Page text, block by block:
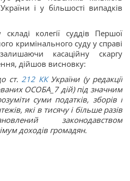
України і у більшості випадків
колегії суддів Першої
кримінального суду у справі
касаційну скаргу
дійшов висновку:
ст. 212 ККУкраїни (у редакції
ОСОБА_7 дій) під значним
суми податків, зборів і
які в тисячу і більше разів
законодавством
доходів громадян.